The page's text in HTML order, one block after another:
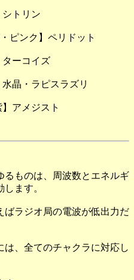
シトリン
ピンク】ペリドット
ターコイズ
晶・ラピスラズリ
アメジスト
るものは、周波数とエネルギ
ます。
ばラジオ局の電波が低出力だ
、全てのチャクラに対応し